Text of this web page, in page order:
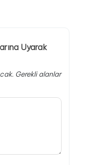
Uyarak
Gerekli alanlar